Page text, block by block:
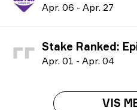
Apr. 06 - Apr. 27
Stake Ranked:
Apr. 01 - Apr. 04
VIS